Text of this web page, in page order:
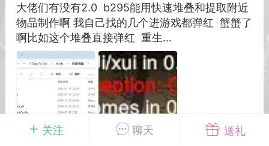
环境，中文网特此发布以下声明，规范
模组的发布行为：1. *...
2.19w
大人
Lv.8
关注 聊天 送礼
大佬们有没有2.0 b295能用快速堆叠和提取附近
物品制作啊 我自己找的几个进游戏都弹红 蟹蟹了
啊比如这个堆叠直接弹红 重生...
广东·潮州